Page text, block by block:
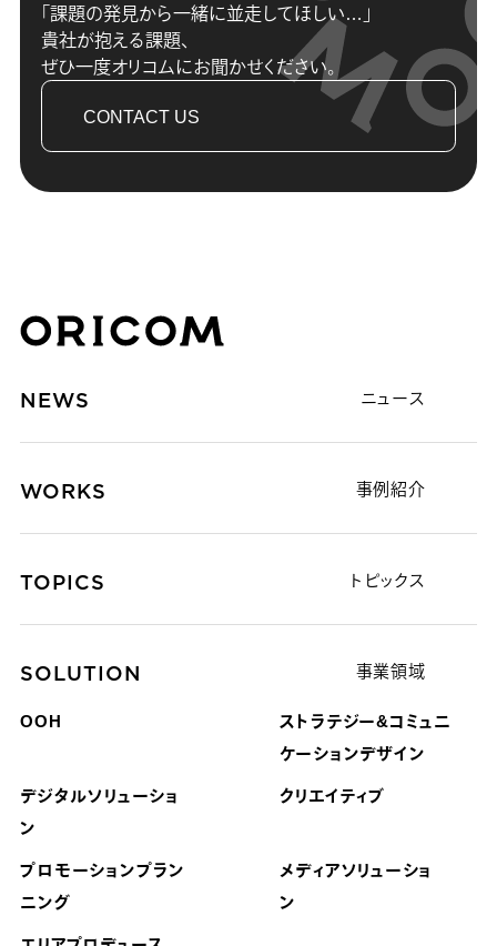
「課題の発見から一緒に並走してほしい…」
貴社が抱える課題、
ぜひ一度オリコムにお聞かせください。
CONTACT US
株式会社オリコム ORICOM CO.,LTD.
NEWS ニュース
WORKS 事例紹介
TOPICS トピックス
SOLUTION 事業領域
OOH
ストラテジー&コミュニ
ケーションデザイン
デジタルソリューショ
ン
クリエイティブ
プロモーションプラン
ニング
メディアソリューショ
ン